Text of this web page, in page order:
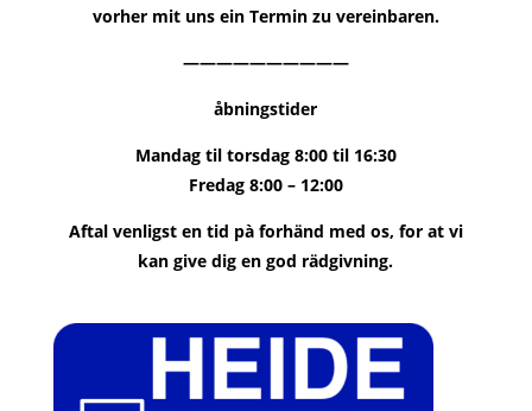
vorher mit uns ein Termin zu vereinbaren.
——————————
åbningstider
Mandag til torsdag 8:00 til 16:30
Fredag ​​8:00 – 12:00
Aftal venligst en tid pà forhänd med os, for at vi
kan give dig en god rädgivning.